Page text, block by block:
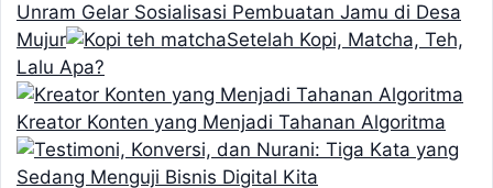
Unram Gelar Sosialisasi Pembuatan Jamu di Desa
Mujur
Setelah Kopi, Matcha, Teh,
Lalu Apa?
Kreator Konten yang Menjadi Tahanan Algoritma